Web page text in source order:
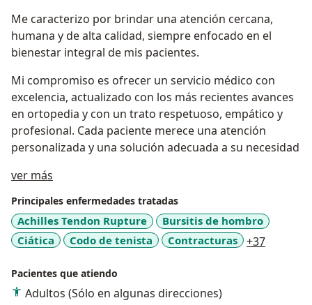
Me caracterizo por brindar una atención cercana,
humana y de alta calidad, siempre enfocado en el
bienestar integral de mis pacientes.
Mi compromiso es ofrecer un servicio médico con
excelencia, actualizado con los más recientes avances
en ortopedia y con un trato respetuoso, empático y
profesional. Cada paciente merece una atención
personalizada y una solución adecuada a su necesidad
ver más
Principales enfermedades tratadas
Achilles Tendon Rupture
Bursitis de hombro
Ciática
Codo de tenista Contracturas +37
Pacientes que atiendo
Adultos (Sólo en algunas direcciones)